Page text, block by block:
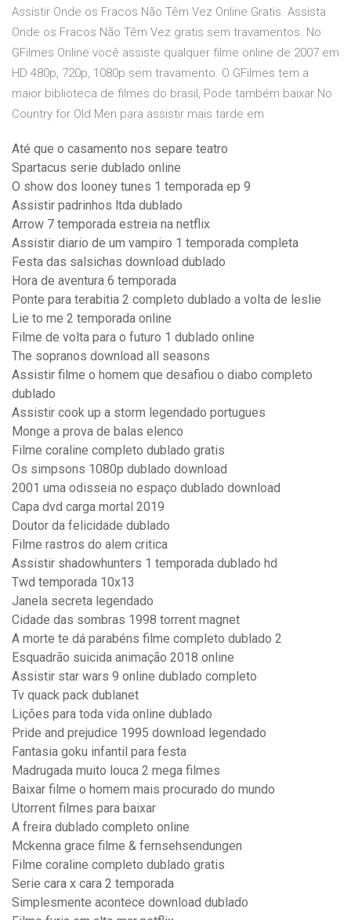
Assistir Onde os Fracos Não Têm Vez Online Gratis. Assista
Onde os Fracos Não Têm Vez gratis sem travamentos. No
GFilmes Online você assiste qualquer filme online de 2007 em
HD 480p, 720p, 1080p sem travamento. O GFilmes tem a
maior biblioteca de filmes do brasil, Pode também baixar No
Country for Old Men para assistir mais tarde em
Até que o casamento nos separe teatro
Spartacus serie dublado online
O show dos looney tunes 1 temporada ep 9
Assistir padrinhos ltda dublado
Arrow 7 temporada estreia na netflix
Assistir diario de um vampiro 1 temporada completa
Festa das salsichas download dublado
Hora de aventura 6 temporada
Ponte para terabitia 2 completo dublado a volta de leslie
Lie to me 2 temporada online
Filme de volta para o futuro 1 dublado online
The sopranos download all seasons
Assistir filme o homem que desafiou o diabo completo
dublado
Assistir cook up a storm legendado portugues
Monge a prova de balas elenco
Filme coraline completo dublado gratis
Os simpsons 1080p dublado download
2001 uma odisseia no espaço dublado download
Capa dvd carga mortal 2019
Doutor da felicidade dublado
Filme rastros do alem critica
Assistir shadowhunters 1 temporada dublado hd
Twd temporada 10x13
Janela secreta legendado
Cidade das sombras 1998 torrent magnet
A morte te dá parabéns filme completo dublado 2
Esquadrão suicida animação 2018 online
Assistir star wars 9 online dublado completo
Tv quack pack dublanet
Lições para toda vida online dublado
Pride and prejudice 1995 download legendado
Fantasia goku infantil para festa
Madrugada muito louca 2 mega filmes
Baixar filme o homem mais procurado do mundo
Utorrent filmes para baixar
A freira dublado completo online
Mckenna grace filme & fernsehsendungen
Filme coraline completo dublado gratis
Serie cara x cara 2 temporada
Simplesmente acontece download dublado